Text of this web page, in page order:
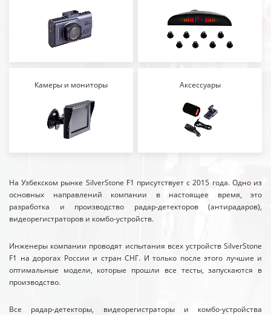
Камеры и мониторы Аксессуары
На Узбекском рынке SilverStone F1 присутствует с 2015 года. Одно из
основных направлений компании в настоящее время, это
разработка и производство радар-детекторов (антирадаров),
видеорегистраторов и комбо-устройств.
Инженеры компании проводят испытания всех устройств SilverStone
F1 на дорогах России и стран СНГ. И только после этого лучшие и
оптимальные модели, которые прошли все тесты, запускаются в
производство.
Все радар-детекторы, видеорегистраторы и комбо-устройства